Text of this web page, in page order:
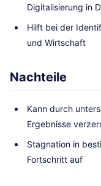
Digitalisierung in
Hilft bei der
und Wirtschaft
Nachteile
Kann durch
Ergebnisse
Stagnation in
Fortschritt auf